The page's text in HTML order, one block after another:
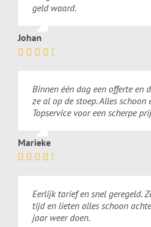
geld waard.
Johan
Binnen één dag een offerte en
ze al op de stoep. Alles schoon
Topservice voor een scherpe
Marieke
Eerlijk tarief en snel geregeld.
tijd en lieten alles schoon
jaar weer doen.